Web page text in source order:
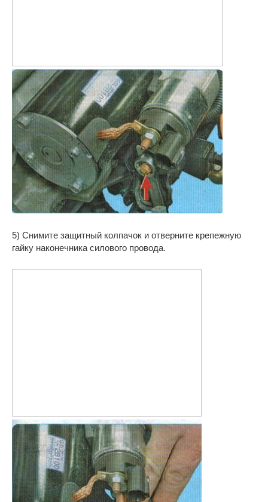
5) Снимите защитный колпачок и отверните крепежную
гайку наконечника силового провода.